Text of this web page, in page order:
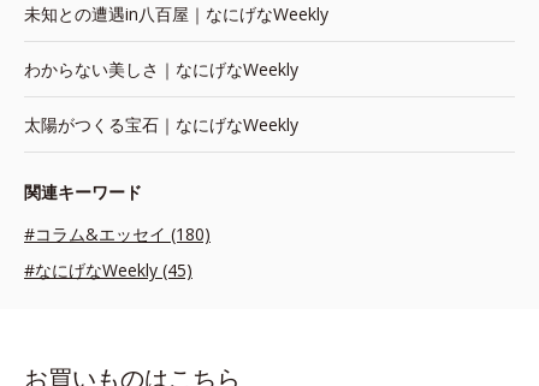
未知との遭遇in八百屋｜なにげなWeekly
わからない美しさ｜なにげなWeekly
太陽がつくる宝石｜なにげなWeekly
関連キーワード
#コラム&エッセイ (180)
#なにげなWeekly (45)
お買いものはこちら